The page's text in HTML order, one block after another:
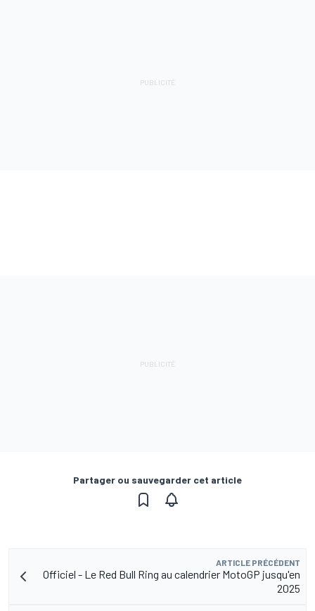
Partager ou sauvegarder cet article
ARTICLE PRÉCÉDENT
Officiel - Le Red Bull Ring au calendrier MotoGP jusqu'en
2025